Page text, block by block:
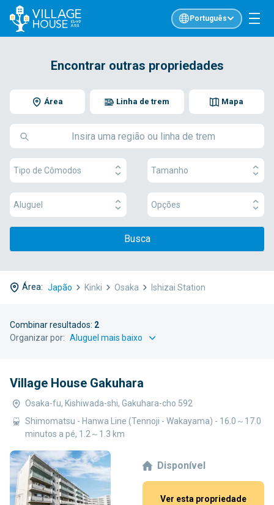
Português
Encontrar outras propriedades
Área Mapa
Linha de trem
Tipo de Cômodos Tamanho
Aluguel Opções
Busca
Área: Japão Kinki Osaka Ishizai Station
Combinar resultados: 2
Organizar por:
Village House Gakuhara
Osaka-fu, Kishiwada-shi, Gakuhara-cho 592
Shimomatsu - Hanwa Line (Tennoji - Wakayama) - 16.0～17.0
minutos a pé, 1.2～1.3 km
Disponível
Ver esta propriedade